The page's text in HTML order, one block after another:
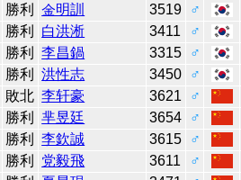
勝利 金明訓 3519
♂
勝利 白洪淅 3411
♂
勝利 李昌鍋 3315
♂
勝利 洪性志 3450
♂
敗北 李轩豪 3621
♂
勝利 芈昱廷 3654
♂
勝利 李欽誠 3615
♂
勝利 党毅飛 3611
♂